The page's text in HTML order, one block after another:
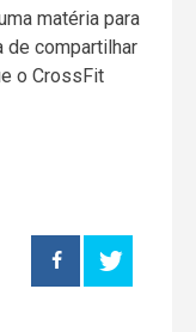
matéria para
de compartilhar
o CrossFit